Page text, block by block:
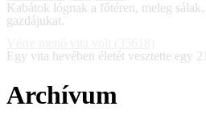
Kabátok lógnak a főtéren, meleg
gazdájukat.
Egy vita hevében életét vesztette egy
Archívum